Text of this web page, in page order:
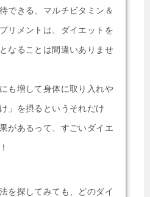
できる、マルチビタミン＆
リメントは、ダイエットを
なることは間違いありませ
も増して身体に取り入れや
」を摂るというそれだけ
があるって、すごいダイエ
を探してみても、どのダイ